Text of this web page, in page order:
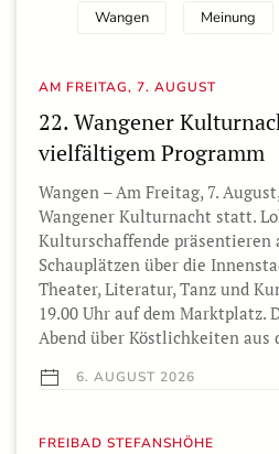
Wangen Meinung
AM FREITAG, 7. AUGUST
22. Wangener
vielfältigem Programm
Wangen – Am Freitag, 7.
Wangener Kulturnacht statt.
Kulturschaffende präsentieren
Schauplätzen über die
Theater, Literatur, Tanz und
19.00 Uhr auf dem Marktplatz.
Abend über Köstlichkeiten aus
6. AUGUST 2026
FREIBAD STEFANSHÖHE